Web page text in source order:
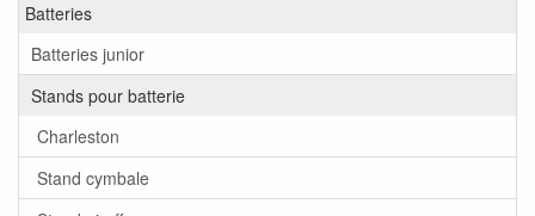
Batteries
Batteries junior
Stands pour batterie
Charleston
Stand cymbale